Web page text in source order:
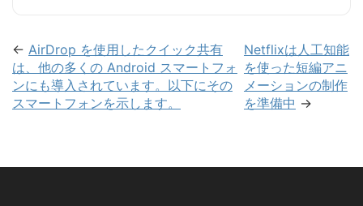
← AirDrop を使用したクイック共有
は、他の多くの Android スマートフォ
ンにも導入されています。以下にその
スマートフォンを示します。
Netflixは人工知能
を使った短編アニ
メーションの制作
を準備中 →